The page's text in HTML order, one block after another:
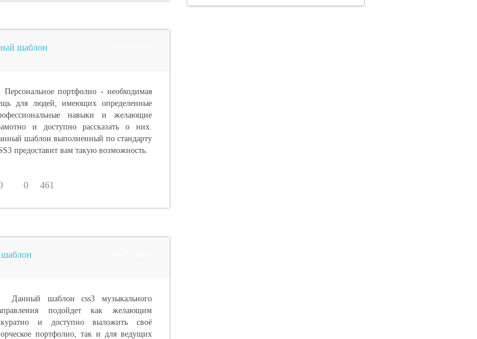
шаблон
Персональное портфолио - необходимая
для людей, имеющих определенные
навыки и желающие
и доступно рассказать о них.
шаблон выполненный по стандарту
предоставит вам такую возможность.
0 461
шаблон
Данный шаблон css3 музыкального
подойдет как желающим
и доступно выложить своё
портфолио, так и для ведущих